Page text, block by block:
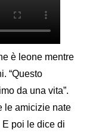
è leone mentre
“Questo
da una vita”.
le amicizie nate
E poi le dice di